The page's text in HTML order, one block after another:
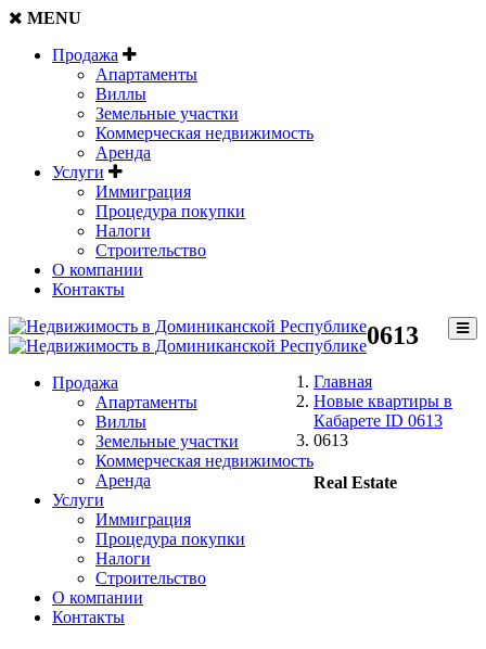
MENU
Продажа
Апартаменты
Виллы
Земельные участки
Коммерческая недвижимость
Аренда
Услуги
Иммиграция
Процедура покупки
Налоги
Строительство
О компании
Контакты
Продажа
Апартаменты
Виллы
Земельные участки
Коммерческая недвижимость
Аренда
Услуги
Иммиграция
Процедура покупки
Налоги
Строительство
О компании
Контакты
0613
Главная
Новые квартиры в
Кабарете ID 0613
0613
Real Estate